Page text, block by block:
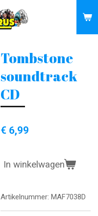
Tombstone
soundtrack
CD
€ 6,99
In winkelwagen
Artikelnummer: MAF7038D